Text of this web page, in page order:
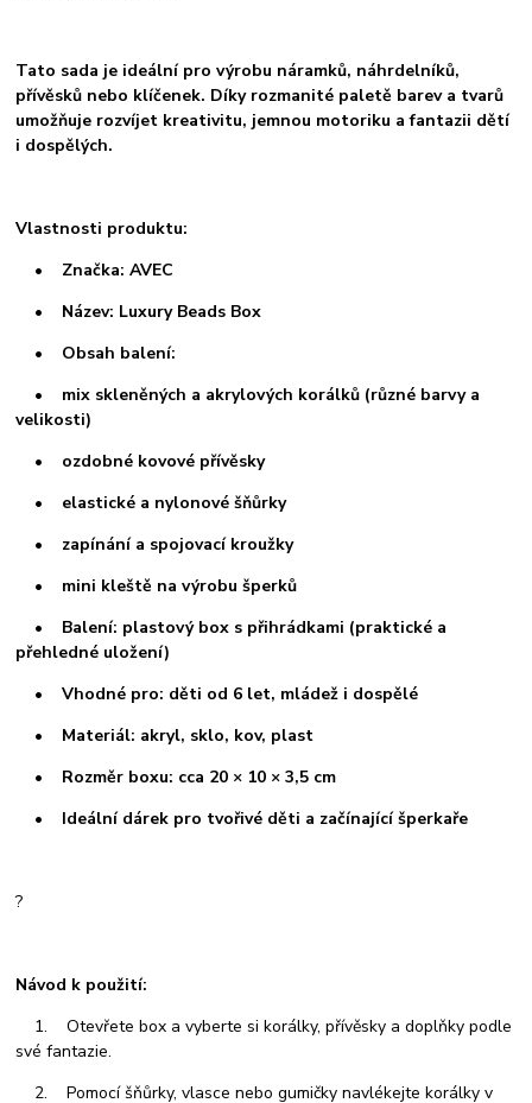
Tato sada je ideální pro výrobu náramků, náhrdelníků,
přívěsků nebo klíčenek. Díky rozmanité paletě barev a tvarů
umožňuje rozvíjet kreativitu, jemnou motoriku a fantazii dětí
i dospělých.
Vlastnosti produktu:
• Značka: AVEC
• Název: Luxury Beads Box
• Obsah balení:
• mix skleněných a akrylových korálků (různé barvy a
velikosti)
• ozdobné kovové přívěsky
• elastické a nylonové šňůrky
• zapínání a spojovací kroužky
• mini kleště na výrobu šperků
• Balení: plastový box s přihrádkami (praktické a
přehledné uložení)
• Vhodné pro: děti od 6 let, mládež i dospělé
• Materiál: akryl, sklo, kov, plast
• Rozměr boxu: cca 20 × 10 × 3,5 cm
• Ideální dárek pro tvořivé děti a začínající šperkaře
?
Návod k použití:
1. Otevřete box a vyberte si korálky, přívěsky a doplňky podle
své fantazie.
2. Pomocí šňůrky, vlasce nebo gumičky navlékejte korálky v